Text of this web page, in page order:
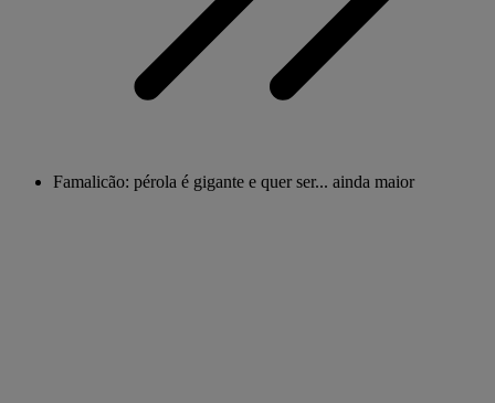
Famalicão: pérola é gigante e quer ser... ainda maior